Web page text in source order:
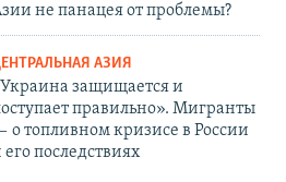
не панацея от проблемы?
АЗИЯ
защищается и
правильно». Мигранты
о топливном кризисе в России
его последствиях